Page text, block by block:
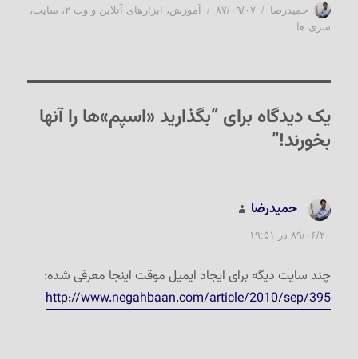
نویسنده
حمیدرضا
ارسال
۸۷/۰۹/۰۷ دسته‌ها
آموزش، ابزارهای آنلاین و وب ۲ ، سایت،
سری ها
یک دیدگاه برای “بگذارید «اسپم»ها را آنها
بخورند!”
حمیدرضا
۸۹/۰۶/۲۰ در ۱۹:۵۱
چند سایت دیگه برای ایجاد ایمیل موقت اینجا معرفی شده:
http://www.negahbaan.com/article/2010/sep/395